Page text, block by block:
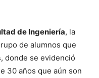
de Ingeniería, la
de alumnos que
donde se evidenció
30 años que aún son